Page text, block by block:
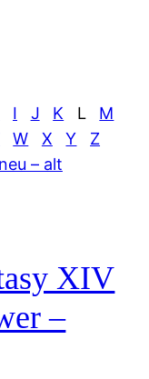
I J K L
M
W X Y
Z
neu – alt
XIV
–